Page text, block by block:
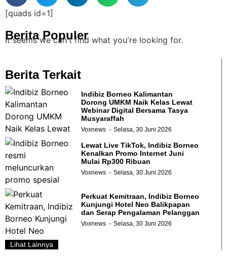
[quads id=1]
Berita Populer
It seems we can't find what you're looking for.
Berita Terkait
Indibiz Borneo Kalimantan
Dorong UMKM Naik Kelas Lewat
Webinar Digital Bersama Tasya
Musyaraffah
Voxnews Selasa, 30 Juni 2026
Lewat Live TikTok, Indibiz Borneo
Kenalkan Promo Internet Juni
Mulai Rp300 Ribuan
Voxnews Selasa, 30 Juni 2026
Perkuat Kemitraan, Indibiz Borneo
Kunjungi Hotel Neo Balikpapan
dan Serap Pengalaman Pelanggan
Voxnews Selasa, 30 Juni 2026
Lihat Lainnya